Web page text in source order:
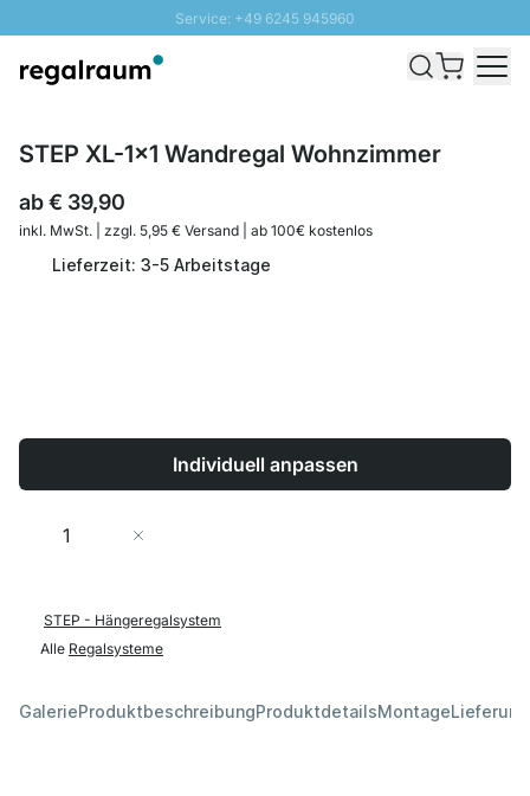
Service: +49 6245 945960
Schnelle Lieferung - Gratis Versand ab 100€
STEP XL-1x1 Wandregal Wohnzimmer
ab€ 39,90
inkl. MwSt. | zzgl. 5,95 € Versand | ab 100€ kostenlos
Lieferzeit: 3-5 Arbeitstage
Individuell anpassen
Menge
STEP - Hängeregalsystem
Alle Regalsysteme
GalerieProduktbeschreibungProduktdetailsMontage